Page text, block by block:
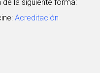
la siguiente forma:
Acreditación